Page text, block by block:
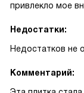
привлекло мое
Недостатки:
Недостатков не
Комментарий: